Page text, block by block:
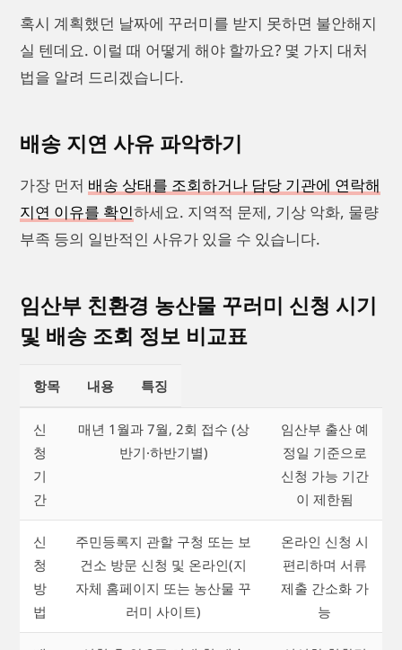
혹시 계획했던 날짜에 꾸러미를 받지 못하면 불안해지
실 텐데요. 이럴 때 어떻게 해야 할까요? 몇 가지 대처
법을 알려 드리겠습니다.
배송 지연 사유 파악하기
가장 먼저 배송 상태를 조회하거나 담당 기관에 연락해
지연 이유를 확인하세요. 지역적 문제, 기상 악화, 물량
부족 등의 일반적인 사유가 있을 수 있습니다.
임산부 친환경 농산물 꾸러미 신청 시기
및 배송 조회 정보 비교표
항목 내용 특징
신
청
기
간
매년 1월과 7월, 2회 접수 (상
반기·하반기별)
임산부 출산 예
정일 기준으로
신청 가능 기간
이 제한됨
신
청
방
법
주민등록지 관할 구청 또는 보
건소 방문 신청 및 온라인(지
자체 홈페이지 또는 농산물 꾸
러미 사이트)
온라인 신청 시
편리하며 서류
제출 간소화 가
능